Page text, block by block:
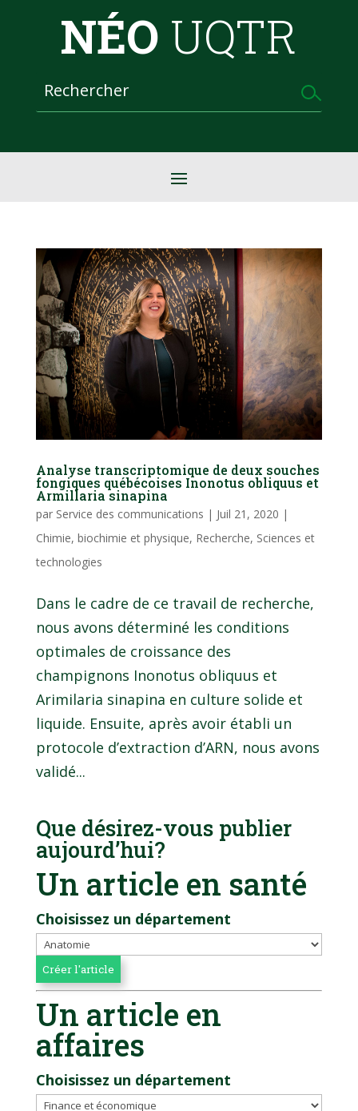
NÉO UQTR
Analyse transcriptomique de deux souches
fongiques québécoises Inonotus obliquus et
Armillaria sinapina
par Service des communications | Juil 21, 2020 |
Chimie, biochimie et physique, Recherche, Sciences et
technologies
Dans le cadre de ce travail de recherche,
nous avons déterminé les conditions
optimales de croissance des
champignons Inonotus obliquus et
Arimilaria sinapina en culture solide et
liquide. Ensuite, après avoir établi un
protocole d’extraction d’ARN, nous avons
validé...
Que désirez-vous publier
aujourd’hui?
Un article en santé
Choisissez un département
Un article en
affaires
Choisissez un département